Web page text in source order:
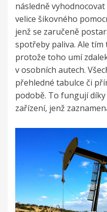
následně
velice šikovného
jenž se zaručeně
spotřeby paliva. Ale tím
protože toho umí
v osobních autech.
přehledné tabulce či
podobě. To fungují
zařízení, jenž